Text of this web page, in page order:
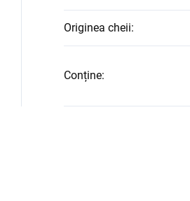
Originea cheii:
Conține: